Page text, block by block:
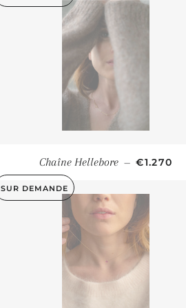
Chaîne Hellebore — PRIX
€1.270
SUR DEMANDE